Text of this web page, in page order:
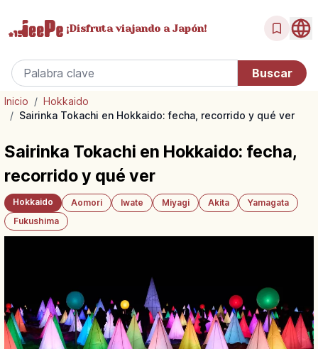
¡Disfrutaviajando a Japón!
Inicio / Hokkaido
/ Sairinka Tokachi en Hokkaido: fecha, recorrido y qué ver
Sairinka Tokachi en Hokkaido: fecha,
recorrido y qué ver
Hokkaido Aomori Iwate Miyagi Akita
Yamagata
Fukushima